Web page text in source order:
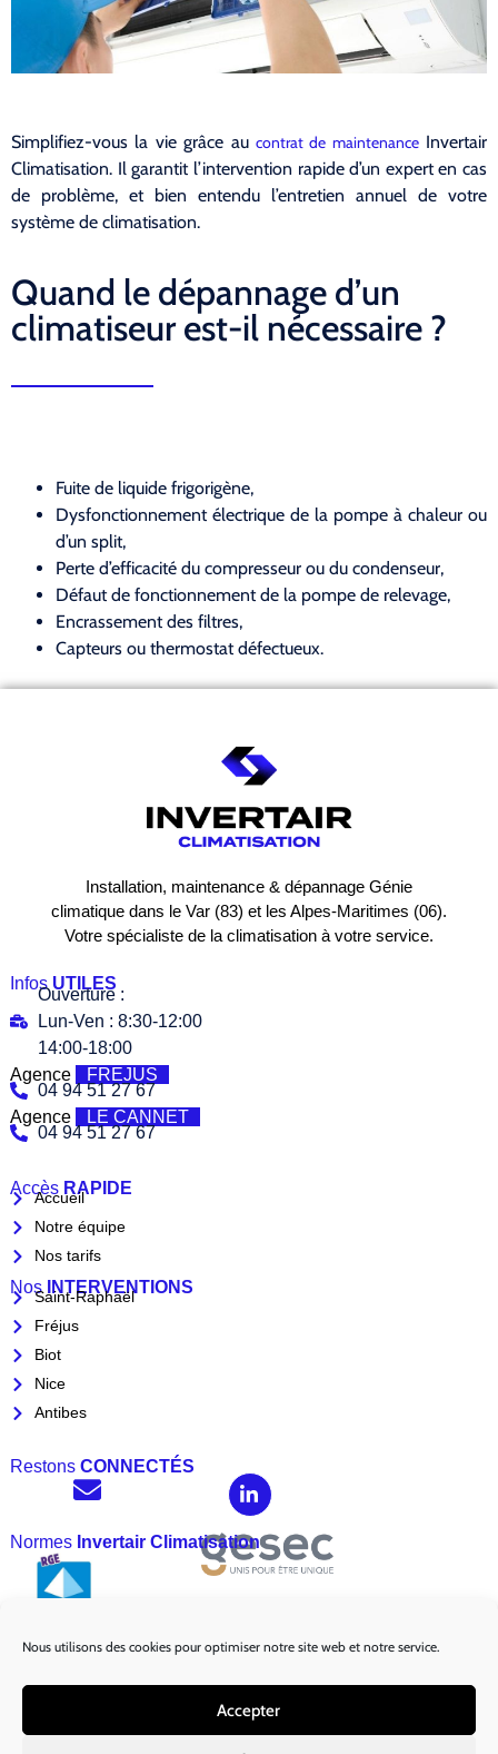
Nous utilisons des cookies pour optimiser notre site web et notre service.
Accepter
Simplifiez-vous la vie grâce au contrat de maintenanceInvertair
Climatisation. Il garantit l’intervention rapide d’un expert en cas
de problème, et bien entendu l’entretien annuel de votre
système de climatisation.
Quand le dépannage d’un
climatiseur est-il nécessaire ?
Fuite de liquide frigorigène,
Dysfonctionnement électrique de la pompe à chaleur ou
d’un split,
Perte d’efficacité du compresseur ou du condenseur,
Défaut de fonctionnement de la pompe de relevage,
Encrassement des filtres,
Capteurs ou thermostat défectueux.
Installation, maintenance & dépannage Génie
climatique dans le Var (83) et les Alpes-Maritimes (06).
Votre spécialiste de la climatisation à votre service.
Infos UTILES
Ouverture :
Lun-Ven : 8:30-12:00
14:00-18:00
Agence
FREJUS
04 94 51 27 67
Agence
LE CANNET
04 94 51 27 67
Accès RAPIDE
Accueil
Notre équipe
Nos tarifs
Nos INTERVENTIONS
Saint-Raphaël
Fréjus
Biot
Nice
Antibes
Restons CONNECTÉS
Normes Invertair Climatisation
MarquesPartenaires :